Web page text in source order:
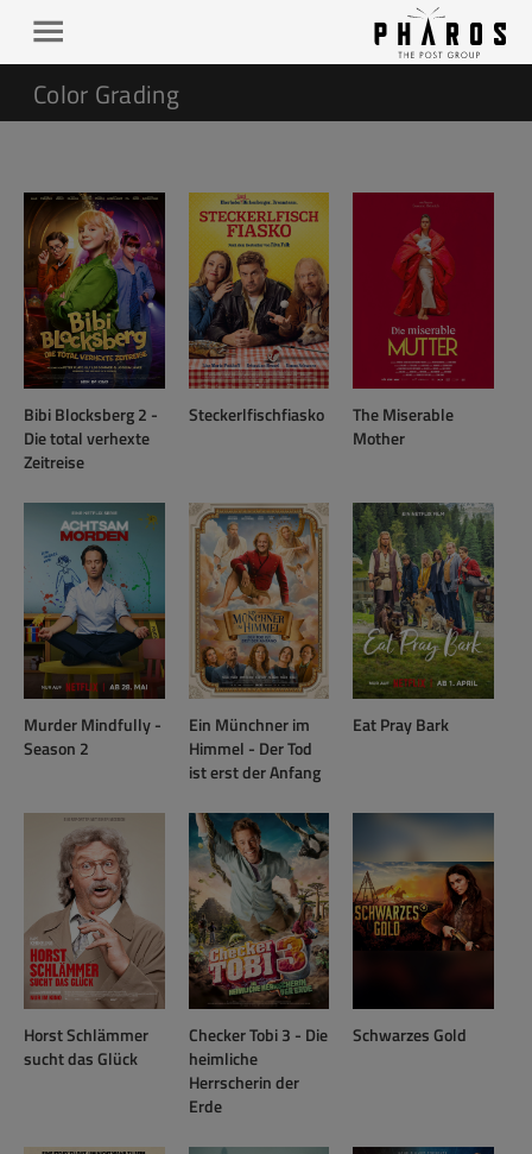
Color Grading
Bibi Blocksberg 2 -
Die total verhexte
Zeitreise
Steckerlfischfiasko
The Miserable
Mother
Murder Mindfully -
Season 2
Ein Münchner im
Himmel - Der Tod
ist erst der Anfang
Eat Pray Bark
Horst Schlämmer
sucht das Glück
Checker Tobi 3 - Die
heimliche
Herrscherin der
Erde
Schwarzes Gold